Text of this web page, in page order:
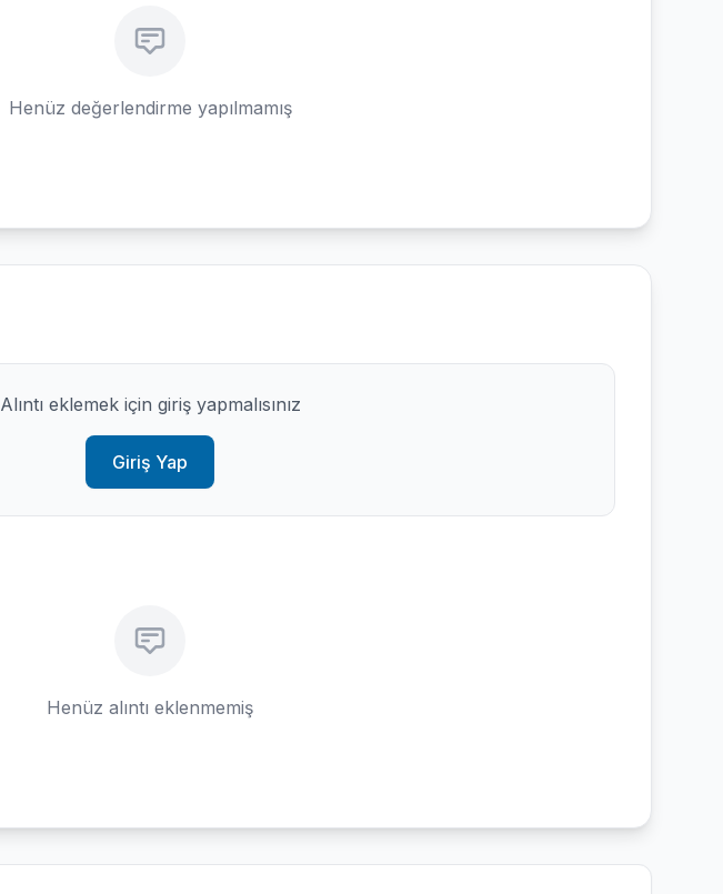
Henüz değerlendirme yapılmamış
Alıntı eklemek için giriş yapmalısınız
Giriş Yap
Henüz alıntı eklenmemiş